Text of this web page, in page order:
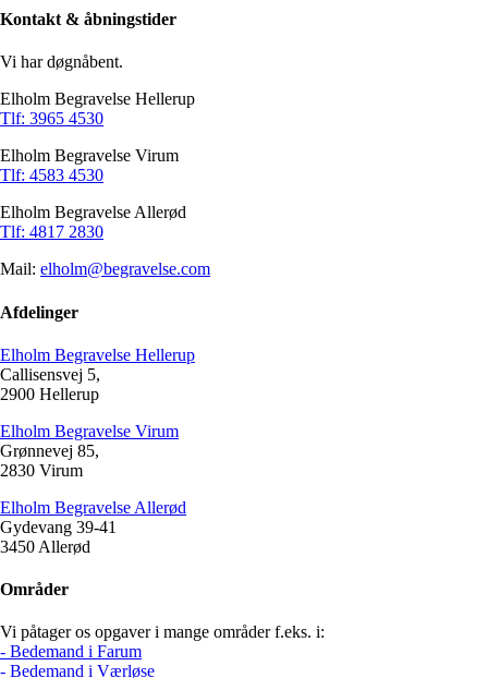
Kontakt & åbningstider
Vi har døgnåbent.
Elholm Begravelse Hellerup
Tlf: 3965 4530
Elholm Begravelse Virum
Tlf: 4583 4530
Elholm Begravelse Allerød
Tlf: 4817 2830
Mail: elholm@begravelse.com
Afdelinger
Elholm Begravelse Hellerup
Callisensvej 5,
2900 Hellerup
Elholm Begravelse Virum
Grønnevej 85,
2830 Virum
Elholm Begravelse Allerød
Gydevang 39-41
3450 Allerød
Områder
Vi påtager os opgaver i mange områder f.eks. i:
- Bedemand i Farum
- Bedemand i Værløse